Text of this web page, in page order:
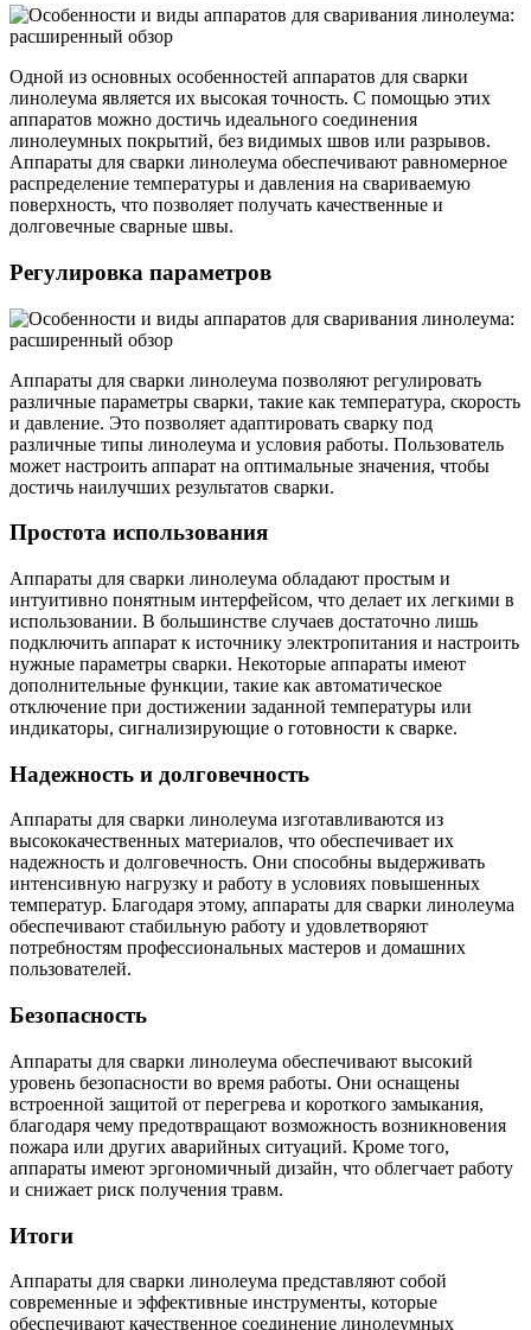
Одной из основных особенностей аппаратов для сварки
линолеума является их высокая точность. С помощью этих
аппаратов можно достичь идеального соединения
линолеумных покрытий, без видимых швов или разрывов.
Аппараты для сварки линолеума обеспечивают равномерное
распределение температуры и давления на свариваемую
поверхность, что позволяет получать качественные и
долговечные сварные швы.
Регулировка параметров
Аппараты для сварки линолеума позволяют регулировать
различные параметры сварки, такие как температура, скорость
и давление. Это позволяет адаптировать сварку под
различные типы линолеума и условия работы. Пользователь
может настроить аппарат на оптимальные значения, чтобы
достичь наилучших результатов сварки.
Простота использования
Аппараты для сварки линолеума обладают простым и
интуитивно понятным интерфейсом, что делает их легкими в
использовании. В большинстве случаев достаточно лишь
подключить аппарат к источнику электропитания и настроить
нужные параметры сварки. Некоторые аппараты имеют
дополнительные функции, такие как автоматическое
отключение при достижении заданной температуры или
индикаторы, сигнализирующие о готовности к сварке.
Надежность и долговечность
Аппараты для сварки линолеума изготавливаются из
высококачественных материалов, что обеспечивает их
надежность и долговечность. Они способны выдерживать
интенсивную нагрузку и работу в условиях повышенных
температур. Благодаря этому, аппараты для сварки линолеума
обеспечивают стабильную работу и удовлетворяют
потребностям профессиональных мастеров и домашних
пользователей.
Безопасность
Аппараты для сварки линолеума обеспечивают высокий
уровень безопасности во время работы. Они оснащены
встроенной защитой от перегрева и короткого замыкания,
благодаря чему предотвращают возможность возникновения
пожара или других аварийных ситуаций. Кроме того,
аппараты имеют эргономичный дизайн, что облегчает работу
и снижает риск получения травм.
Итоги
Аппараты для сварки линолеума представляют собой
современные и эффективные инструменты, которые
обеспечивают качественное соединение линолеумных